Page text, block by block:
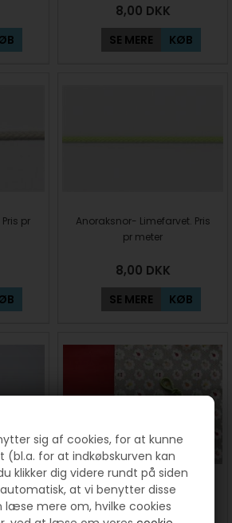
sig af cookies, for at kunne
(bl.a. for at indkøbskurven kan
klikker dig videre rundt på siden
at vi benytter disse
læse mere om, hvilke cookies
8,00 DKK
SE MERE KØB
pr
Anoraksnor- Limefarvet. Pris
pr meter
8,00 DKK
SE MERE KØB
meter
Frugtpose - sykit med frugt
og rød - Sy selv